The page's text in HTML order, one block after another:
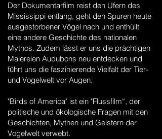
Der Dokumentarfilm reist den Ufern des
Mississippi entlang, geht den Spuren heute
ausgestorbener Vögel nach und enthüllt
eine andere Geschichte des nationalen
Mythos. Zudem lässt er uns die prächtigen
Malereien Audubons neu entdecken und
führt uns die faszinierende Vielfalt der Tier-
und Vogelwelt vor Augen.
"Birds of America" ist ein "Flussfilm“, der
politische und ökologische Fragen mit den
Geschichten, Mythen und Geistern der
Vogelwelt verwebt.